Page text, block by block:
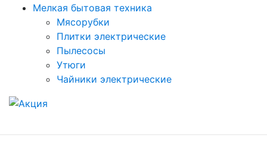
Мелкая бытовая техника
Мясорубки
Плитки электрические
Пылесосы
Утюги
Чайники электрические